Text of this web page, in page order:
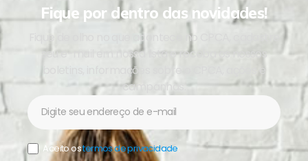
Fique por dentro das novidades!
Fique de olho no que acontece no CPCA, cadastre
seu e-mail em nossa lista e receba os nossos
boletins, informações sobre o CPCA, ações e
campanhas.
Aceito ostermos de privacidade.